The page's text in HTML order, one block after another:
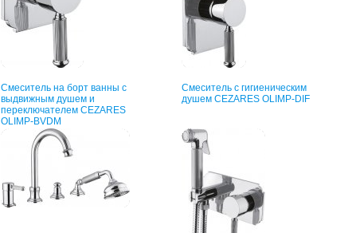
Смеситель на борт ванны с
выдвижным душем и
переключателем CEZARES
OLIMP-BVDM
Смеситель с гигиеническим
душем CEZARES OLIMP-DIF